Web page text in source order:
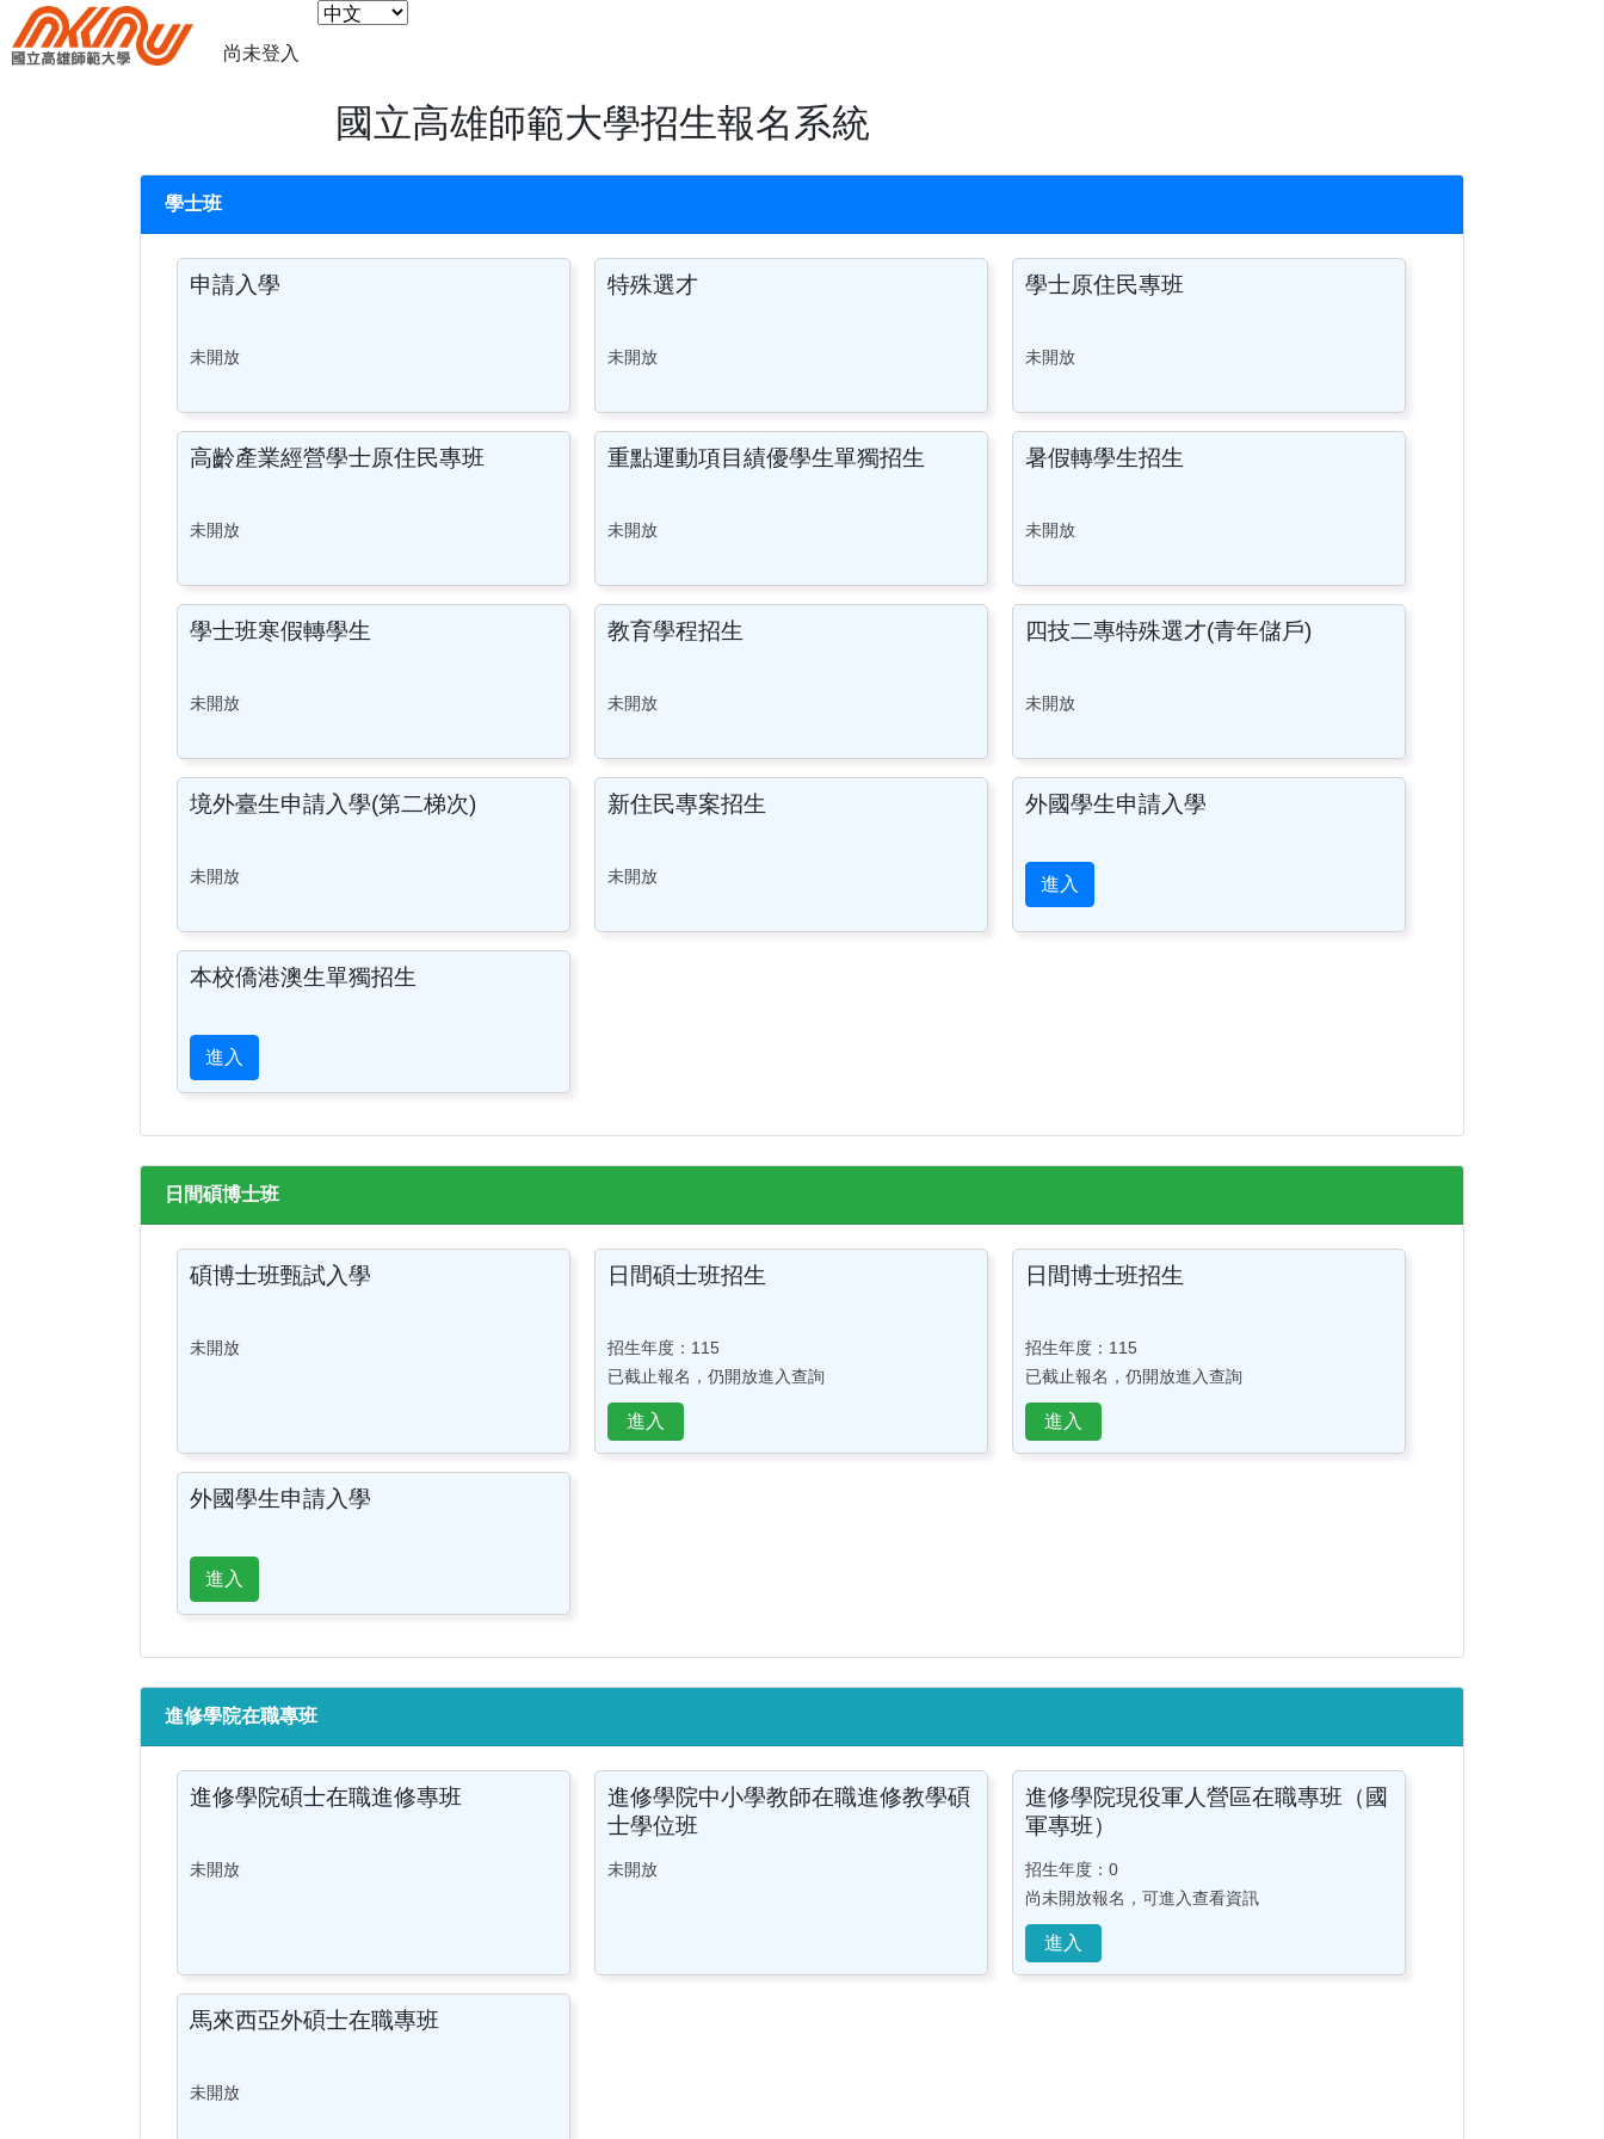
尚未登入
國立高雄師範大學招生報名系統
學士班
申請入學
未開放
特殊選才
未開放
學士原住民專班
未開放
高齡產業經營學士原住民專班
未開放
重點運動項目績優學生單獨招生
未開放
暑假轉學生招生
未開放
學士班寒假轉學生
未開放
教育學程招生
未開放
四技二專特殊選才(青年儲戶)
未開放
境外臺生申請入學(第二梯次)
未開放
新住民專案招生
未開放
外國學生申請入學
進入
本校僑港澳生單獨招生
進入
日間碩博士班
碩博士班甄試入學
未開放
日間碩士班招生
招生年度：115
已截止報名，仍開放進入查詢
日間博士班招生
招生年度：115
已截止報名，仍開放進入查詢
外國學生申請入學
進入
進修學院在職專班
進修學院碩士在職進修專班
未開放
進修學院中小學教師在職進修教學碩
士學位班
未開放
進修學院現役軍人營區在職專班（國
軍專班）
招生年度：0
尚未開放報名，可進入查看資訊
馬來西亞外碩士在職專班
未開放